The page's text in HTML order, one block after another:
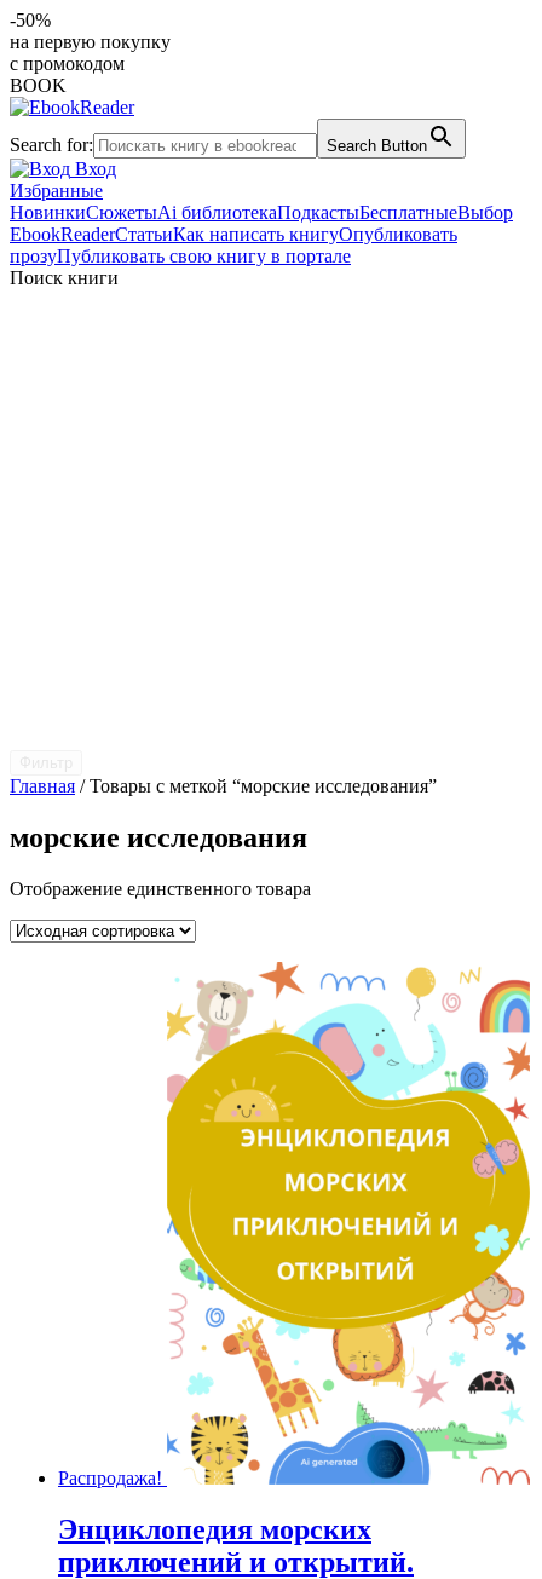
-50%
на первую покупку
с промокодом
BOOK
Search for: Search Button
Вход
Избранные
НовинкиСюжетыAi библиотекаПодкастыБесплатныеВыбор
EbookReaderСтатьиКак написать книгуОпубликовать
прозуПубликовать свою книгу в портале
Поиск книги
Главная / Товары с меткой “морские исследования”
морские исследования
Отображение единственного товара
Распродажа!
Энциклопедия морских
приключений и открытий.